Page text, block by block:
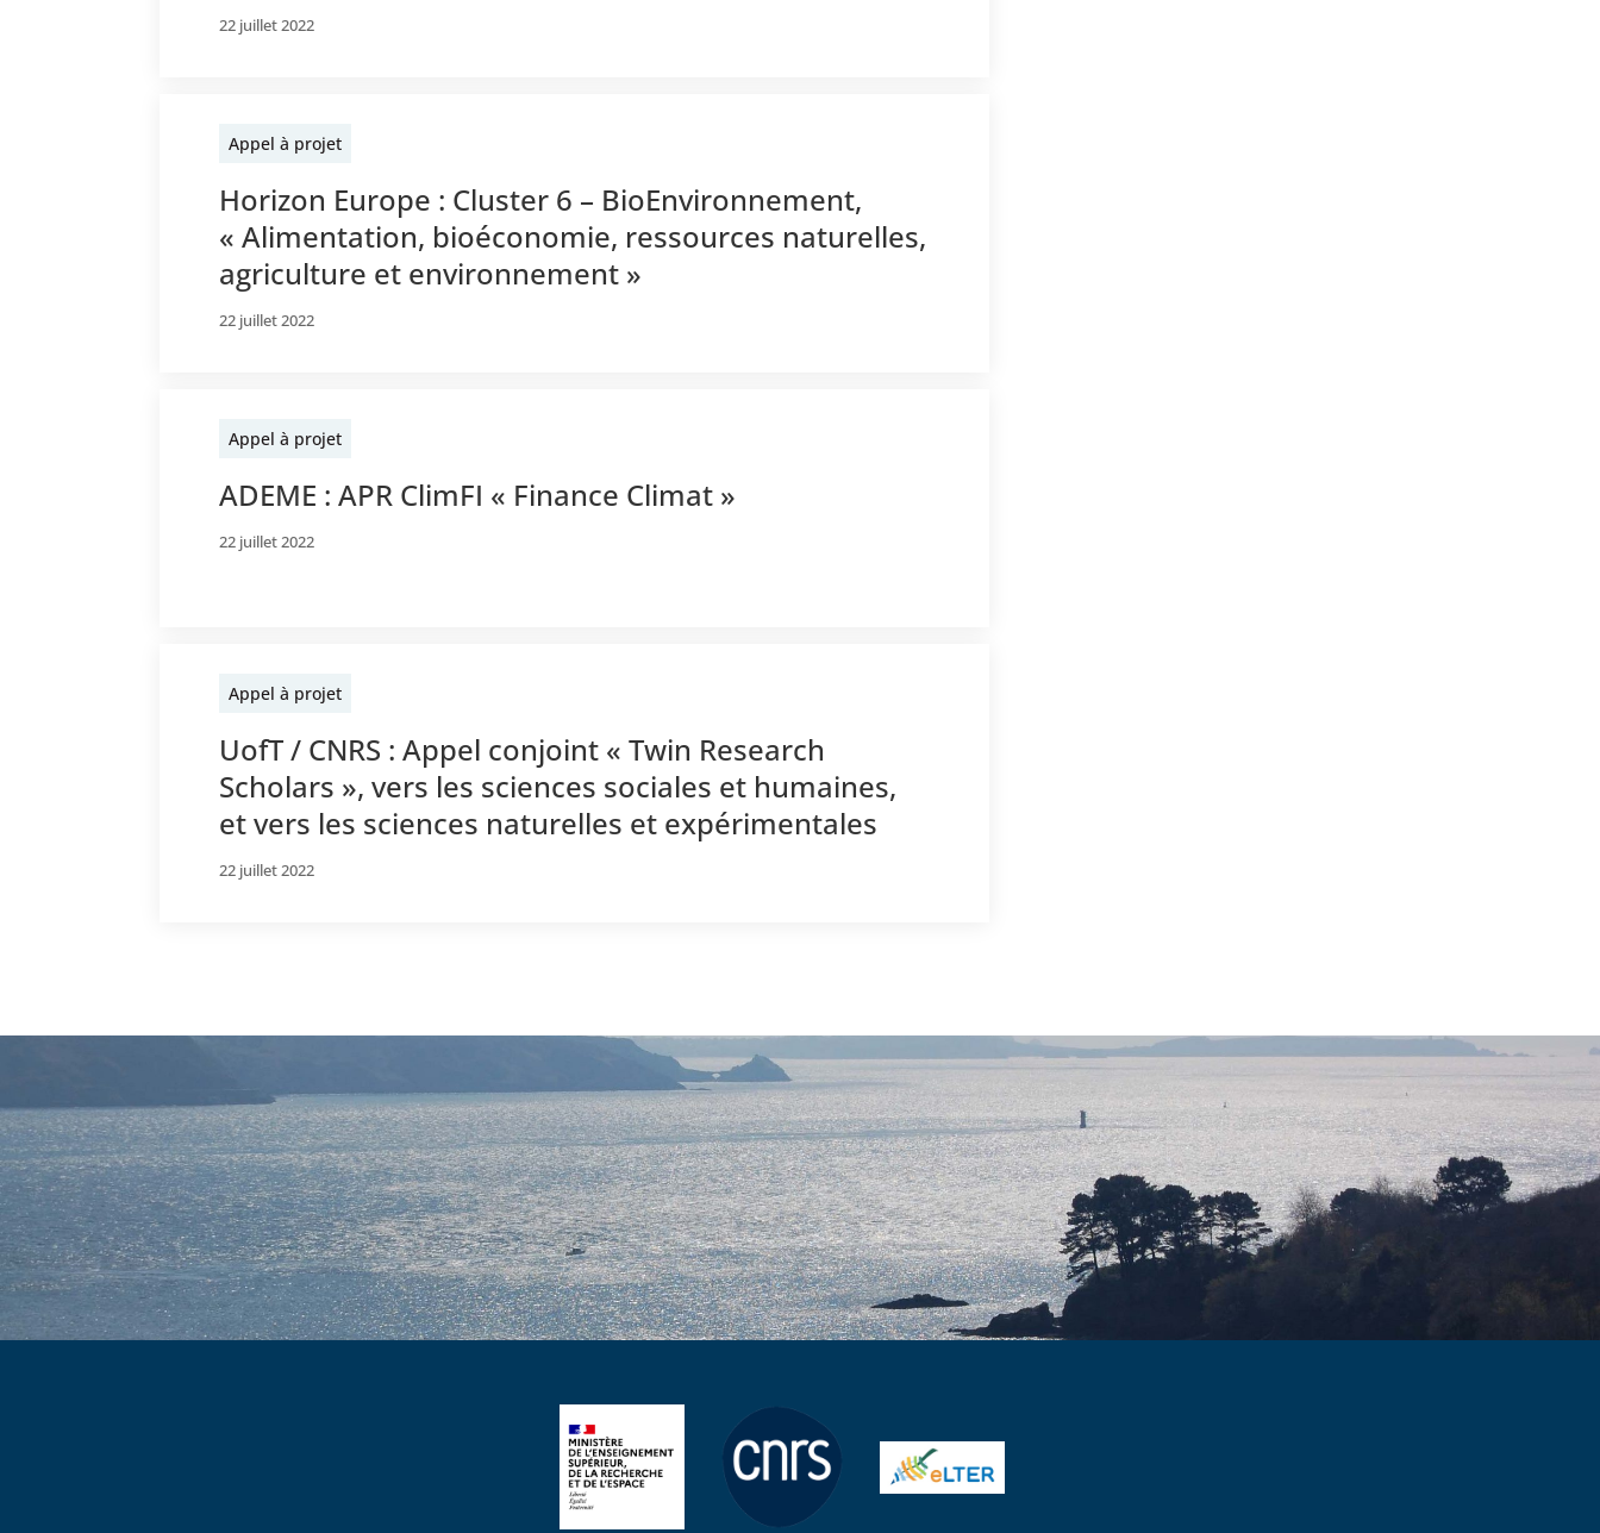
22 juillet 2022
Appel à projet
Horizon Europe : Cluster 6 – BioEnvironnement,
« Alimentation, bioéconomie, ressources naturelles,
agriculture et environnement »
22 juillet 2022
Appel à projet
ADEME : APR ClimFI « Finance Climat »
22 juillet 2022
Appel à projet
UofT / CNRS : Appel conjoint « Twin Research
Scholars », vers les sciences sociales et humaines,
et vers les sciences naturelles et expérimentales
22 juillet 2022